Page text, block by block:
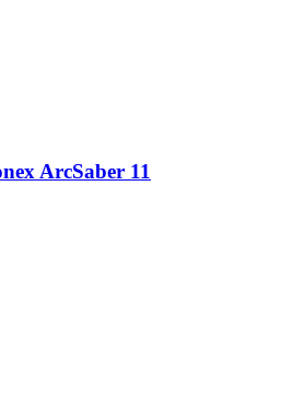
ArcSaber 11